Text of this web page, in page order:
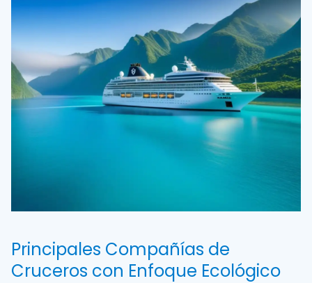
Principales Compañías de
Cruceros con Enfoque Ecológico